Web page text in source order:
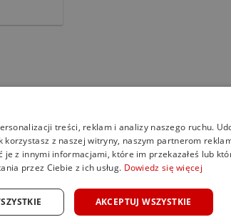
Nueva
Nueva
treści, reklam i analizy naszego ruchu.
z naszej witryny, naszym partnerom
je z innymi informacjami, które im przekazałeś lub
przez Ciebie z ich usług. Dowiedz się więcej
AKCEPTUJ WSZYSTKIE